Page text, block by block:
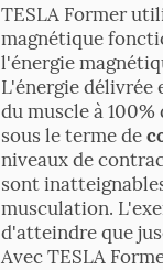
TESLA Former
magnétique
l'énergie
L'énergie délivrée
du muscle à
sous le terme de
niveaux de
sont
musculation.
d'atteindre que
Avec TESLA